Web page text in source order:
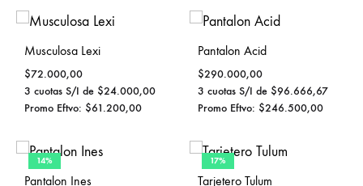
Musculosa Lexi
$72.000,00
3 cuotas S/I de $24.000,00
Promo Eftvo: $61.200,00
Pantalon Acid
$290.000,00
3 cuotas S/I de $96.666,67
Promo Eftvo: $246.500,00
14%
Pantalon Ines
17%
Tarjetero Tulum